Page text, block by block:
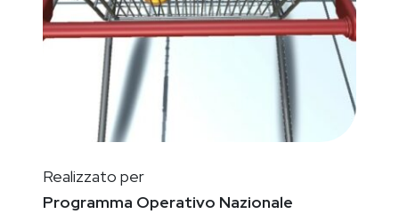
Realizzato per
Programma Operativo Nazionale